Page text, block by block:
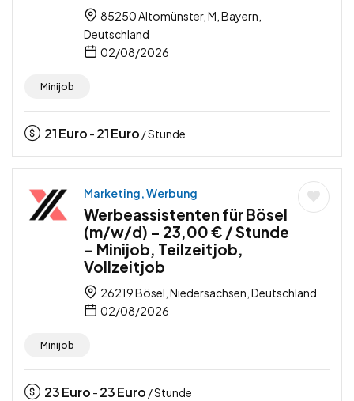
85250 Altomünster, M, Bayern,
Deutschland
02/08/2026
Minijob
21Euro - 21Euro / Stunde
Marketing, Werbung
Werbeassistenten für Bösel
(m/w/d) – 23,00 € / Stunde
– Minijob, Teilzeitjob,
Vollzeitjob
26219 Bösel, Niedersachsen, Deutschland
02/08/2026
Minijob
23Euro - 23Euro / Stunde